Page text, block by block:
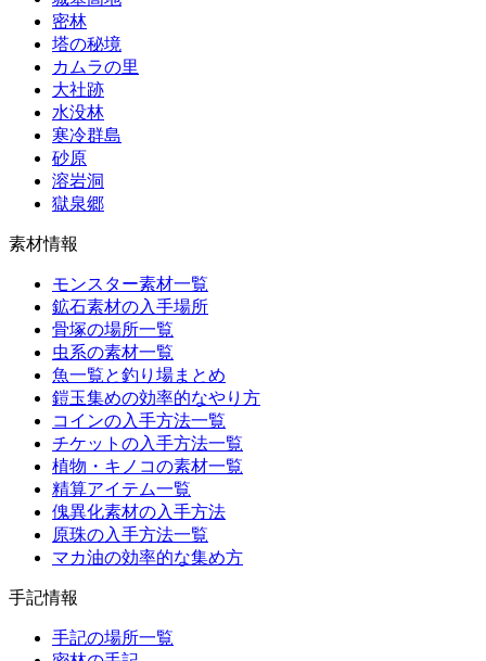
密林
塔の秘境
カムラの里
大社跡
水没林
寒冷群島
砂原
溶岩洞
獄泉郷
素材情報
モンスター素材一覧
鉱石素材の入手場所
骨塚の場所一覧
虫系の素材一覧
魚一覧と釣り場まとめ
鎧玉集めの効率的なやり方
コインの入手方法一覧
チケットの入手方法一覧
植物・キノコの素材一覧
精算アイテム一覧
傀異化素材の入手方法
原珠の入手方法一覧
マカ油の効率的な集め方
手記情報
手記の場所一覧